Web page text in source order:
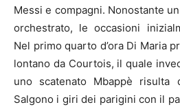
Messi e compagni. Nonostante
orchestrato, le occasioni
Nel primo quarto d’ora Di Maria
lontano da Courtois, il quale
uno scatenato Mbappè risulta
Salgono i giri dei parigini con il